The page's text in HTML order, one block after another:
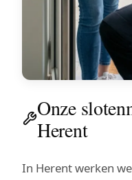
Onze
Herent
In Herent werken